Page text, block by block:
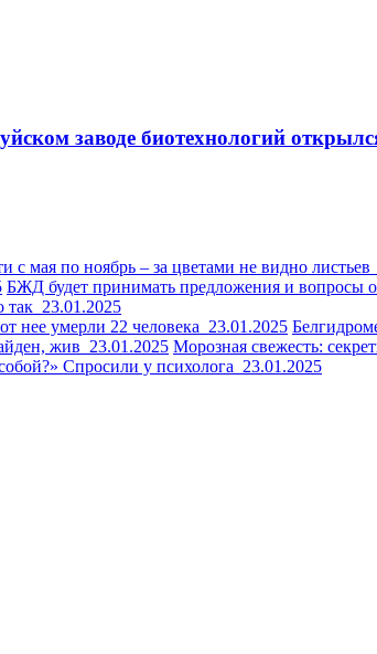
заводе биотехнологий
с мая по ноябрь – за цветами не видно листьев
БЖД будет принимать предложения и вопросы
так 23.01.2025
нее умерли 22 человека 23.01.2025
жив 23.01.2025 Морозная свежесть:
Спросили у психолога 23.01.2025